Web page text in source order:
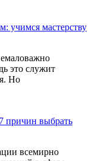
учимся мастерству
это служит
Но
причин выбрать
всемирно